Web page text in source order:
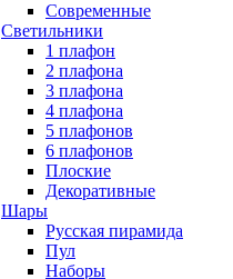
Современные
Светильники
1 плафон
2 плафона
3 плафона
4 плафона
5 плафонов
6 плафонов
Плоские
Декоративные
Шары
Русская пирамида
Пул
Наборы